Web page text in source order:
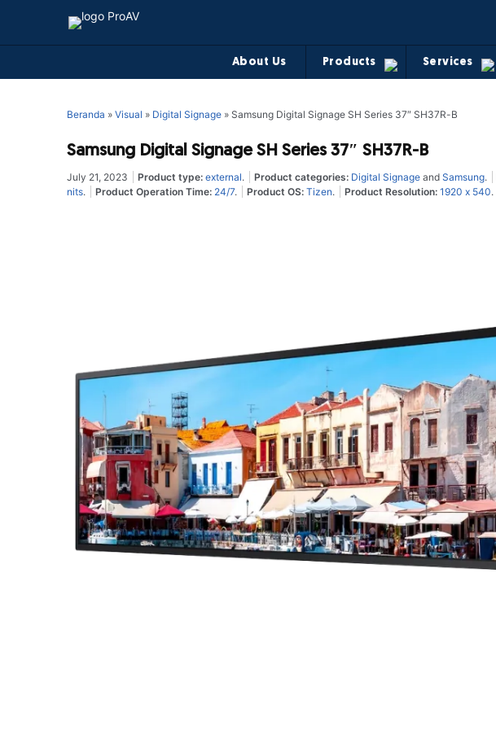
About Us Products Services
Beranda » Visual » Digital Signage » Samsung Digital Signage SH Series 37″ SH37R-B
Samsung Digital Signage SH Series 37″ SH37R-B
July 21, 2023 Product type: external. Product categories: Digital Signage and Samsung.
nits. Product Operation Time: 24/7. Product OS: Tizen. Product Resolution: 1920 x 540.